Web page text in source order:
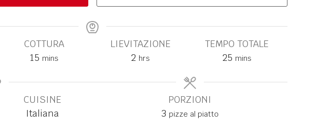
COTTURA
15 mins
LIEVITAZIONE
2 hrs
TEMPO TOTALE
25 mins
CUISINE
Italiana
PORZIONI
3 pizze al piatto